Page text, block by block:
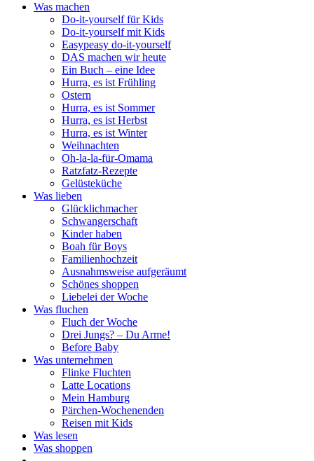
Was machen
Do-it-yourself für Kids
Do-it-yourself mit Kids
Easypeasy do-it-yourself
DAS machen wir heute
Ein Buch – eine Idee
Hurra, es ist Frühling
Ostern
Hurra, es ist Sommer
Hurra, es ist Herbst
Hurra, es ist Winter
Weihnachten
Oh-la-la-für-Omama
Ratzfatz-Rezepte
Gelüsteküche
Was lieben
Glücklichmacher
Schwangerschaft
Kinder haben
Boah für Boys
Familienhochzeit
Ausnahmsweise aufgeräumt
Schönes shoppen
Liebelei der Woche
Was fluchen
Fluch der Woche
Drei Jungs? – Du Arme!
Before Baby
Was unternehmen
Flinke Fluchten
Latte Locations
Mein Hamburg
Pärchen-Wochenenden
Reisen mit Kids
Was lesen
Was shoppen